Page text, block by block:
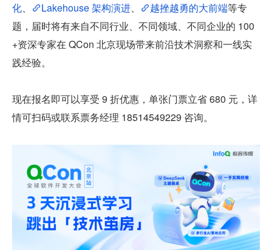
化、 Lakehouse 架构演进、 越挫越勇的大前端等专
题，届时将有来自不同行业、不同领域、不同企业的 100
+资深专家在 QCon 北京现场带来前沿技术洞察和一线实
践经验。
现在报名即可以享受 9 折优惠，单张门票立省 680 元，详
情可扫码或联系票务经理 18514549229 咨询。